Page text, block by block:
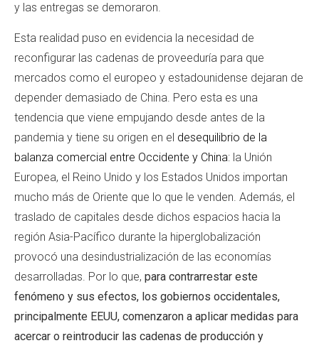
y las entregas se demoraron.
Esta realidad puso en evidencia la necesidad de
reconfigurar las cadenas de proveeduría para que
mercados como el europeo y estadounidense dejaran de
depender demasiado de China. Pero esta es una
tendencia que viene empujando desde antes de la
pandemia y tiene su origen en el desequilibrio de la
balanza comercial entre Occidente y China: la Unión
Europea, el Reino Unido y los Estados Unidos importan
mucho más de Oriente que lo que le venden. Además, el
traslado de capitales desde dichos espacios hacia la
región Asia-Pacífico durante la hiperglobalización
provocó una desindustrialización de las economías
desarrolladas. Por lo que, para contrarrestar este
fenómeno y sus efectos, los gobiernos occidentales,
principalmente EEUU, comenzaron a aplicar medidas para
acercar o reintroducir las cadenas de producción y